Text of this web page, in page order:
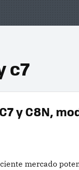
c7
y C8N,
mercado